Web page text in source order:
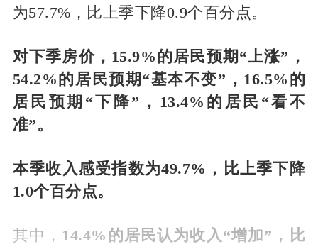
为57.7%，比上季下降0.9个百分点。
对下季房价，15.9%的居民预期“上涨”，
54.2%的居民预期“基本不变”，16.5%的
居民预期“下降”，13.4%的居民“看不
准”。
本季收入感受指数为49.7%，比上季下降
1.0个百分点。
其中， 14.4%的居民认为收入“增加”，比